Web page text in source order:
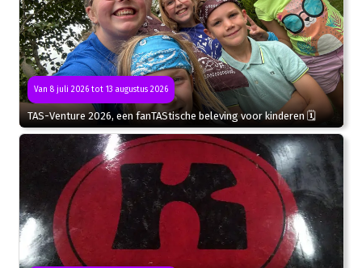
Van 8 juli 2026 tot 13 augustus 2026
TAS-Venture 2026, een fanTAStische beleving voor kinderen 🗓